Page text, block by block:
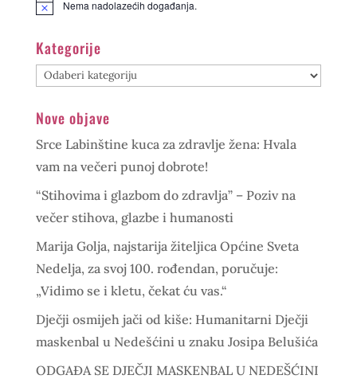
Nema nadolazećih događanja.
Kategorije
Kategorije
Nove objave
Srce Labinštine kuca za zdravlje žena: Hvala
vam na večeri punoj dobrote!
“Stihovima i glazbom do zdravlja” – Poziv na
večer stihova, glazbe i humanosti
Marija Golja, najstarija žiteljica Općine Sveta
Nedelja, za svoj 100. rođendan, poručuje:
„Vidimo se i kletu, čekat ću vas.“
Dječji osmijeh jači od kiše: Humanitarni Dječji
maskenbal u Nedešćini u znaku Josipa Belušića
ODGAĐA SE DJEČJI MASKENBAL U NEDEŠĆINI